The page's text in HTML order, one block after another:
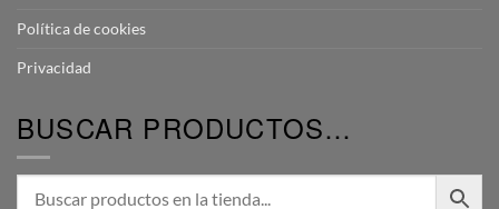
Política de cookies
Privacidad
BUSCAR PRODUCTOS…